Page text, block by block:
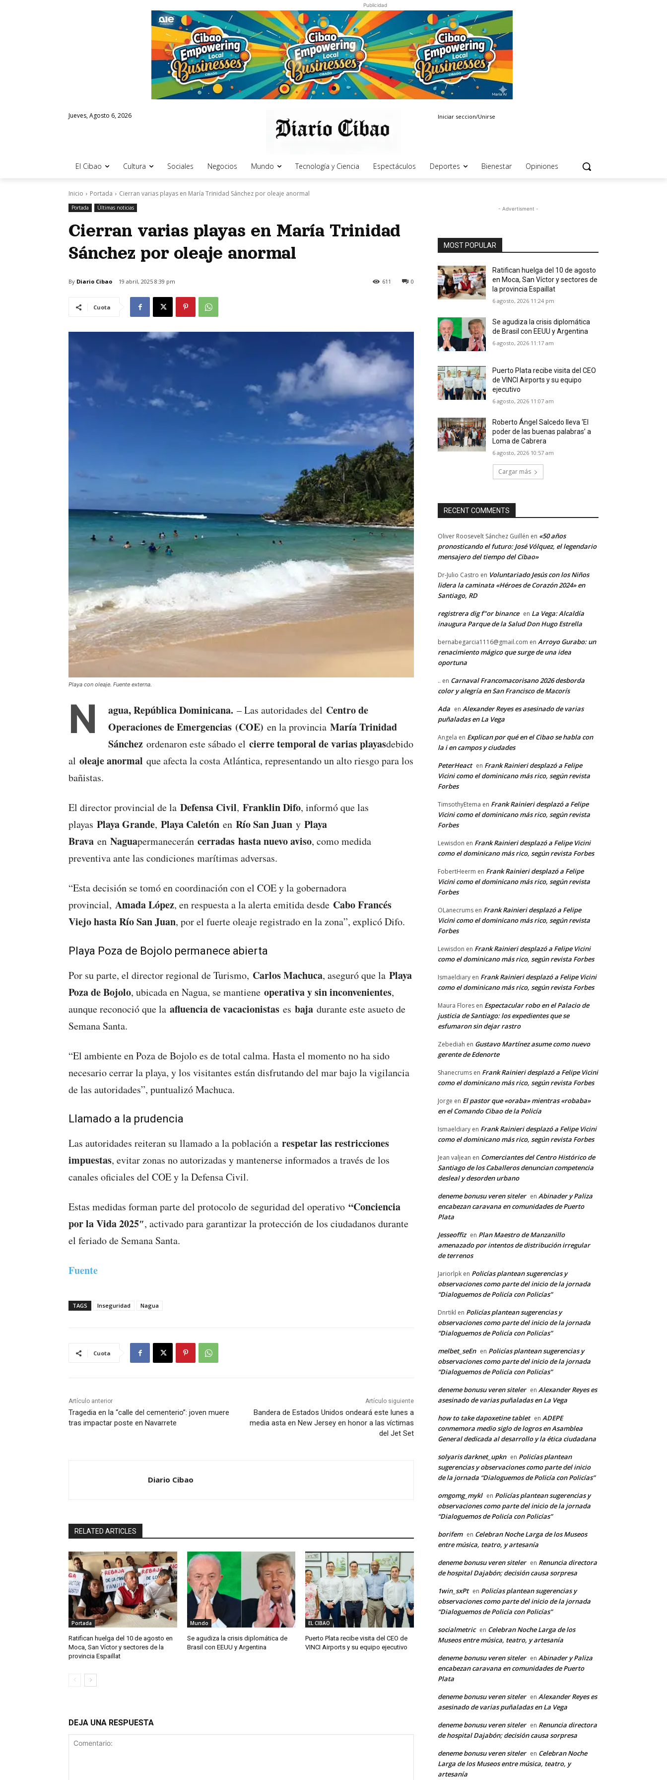
Publicidad
Jueves, Agosto 6, 2026 Iniciar seccion/Unirse
El Cibao Cultura Sociales Negocios Mundo Tecnología y Ciencia Espectáculos Deportes Bienestar Opiniones
Inicio Portada Cierran varias playas en María Trinidad Sánchez por oleaje anormal
Portada Últimas noticias
Cierran varias playas en María Trinidad
Sánchez por oleaje anormal
By Diario Cibao 19 abril, 2025 8:39 pm 0
611
Cuota
Playa con oleaje. Fuente externa.
N agua, República Dominicana. – Las autoridades del Centro de
Operaciones de Emergencias (COE) en la provincia María Trinidad
Sánchez ordenaron este sábado el cierre temporal de varias playasdebido
al oleaje anormal que afecta la costa Atlántica, representando un alto riesgo para los
bañistas.
El director provincial de la Defensa Civil, Franklin Difo, informó que las
playas Playa Grande, Playa Caletón en Río San Juan y Playa
Brava en Naguapermanecerán cerradas hasta nuevo aviso, como medida
preventiva ante las condiciones marítimas adversas.
“Esta decisión se tomó en coordinación con el COE y la gobernadora
provincial, Amada López, en respuesta a la alerta emitida desde Cabo Francés
Viejo hasta Río San Juan, por el fuerte oleaje registrado en la zona”, explicó Difo.
Playa Poza de Bojolo permanece abierta
Por su parte, el director regional de Turismo, Carlos Machuca, aseguró que la Playa
Poza de Bojolo, ubicada en Nagua, se mantiene operativa y sin inconvenientes,
aunque reconoció que la afluencia de vacacionistas es baja durante este asueto de
Semana Santa.
“El ambiente en Poza de Bojolo es de total calma. Hasta el momento no ha sido
necesario cerrar la playa, y los visitantes están disfrutando del mar bajo la vigilancia
de las autoridades”, puntualizó Machuca.
Llamado a la prudencia
Las autoridades reiteran su llamado a la población a respetar las restricciones
impuestas, evitar zonas no autorizadas y mantenerse informados a través de los
canales oficiales del COE y la Defensa Civil.
Estas medidas forman parte del protocolo de seguridad del operativo “Conciencia
por la Vida 2025″, activado para garantizar la protección de los ciudadanos durante
el feriado de Semana Santa.
Fuente
TAGS Inseguridad Nagua
Cuota
Artículo anterior
Tragedia en la “calle del cementerio”: joven muere
tras impactar poste en Navarrete
Artículo siguiente
Bandera de Estados Unidos ondeará este lunes a
media asta en New Jersey en honor a las víctimas
del Jet Set
Diario Cibao
RELATED ARTICLES
Portada
Ratifican huelga del 10 de agosto en
Moca, San Víctor y sectores de la
provincia Espaillat
Mundo
Se agudiza la crisis diplomática de
Brasil con EEUU y Argentina
EL CIBAO
Puerto Plata recibe visita del CEO de
VINCI Airports y su equipo ejecutivo
DEJA UNA RESPUESTA
- Advertisment -
MOST POPULAR
Ratifican huelga del 10 de agosto
en Moca, San Víctor y sectores de
la provincia Espaillat
6 agosto, 2026 11:24 pm
Se agudiza la crisis diplomática
de Brasil con EEUU y Argentina
6 agosto, 2026 11:17 am
Puerto Plata recibe visita del CEO
de VINCI Airports y su equipo
ejecutivo
6 agosto, 2026 11:07 am
Roberto Ángel Salcedo lleva ‘El
poder de las buenas palabras’ a
Loma de Cabrera
6 agosto, 2026 10:57 am
Cargar más
RECENT COMMENTS
Oliver Roosevelt Sánchez Guillén en «50 años
pronosticando el futuro: José Vólquez, el legendario
mensajero del tiempo del Cibao»
Dr-Julio Castro en Voluntariado Jesús con los Niños
lidera la caminata «Héroes de Corazón 2024» en
Santiago, RD
registrera dig f"or binance en La Vega: Alcaldía
inaugura Parque de la Salud Don Hugo Estrella
bernabegarcia1116@gmail.com en Arroyo Gurabo: un
renacimiento mágico que surge de una idea
oportuna
.. en Carnaval Francomacorisano 2026 desborda
color y alegría en San Francisco de Macorís
Ada en Alexander Reyes es asesinado de varias
puñaladas en La Vega
Angela en Explican por qué en el Cibao se habla con
la i en campos y ciudades
PeterHeact en Frank Rainieri desplazó a Felipe
Vicini como el dominicano más rico, según revista
Forbes
TimsothyEtema en Frank Rainieri desplazó a Felipe
Vicini como el dominicano más rico, según revista
Forbes
Lewisdon en Frank Rainieri desplazó a Felipe Vicini
como el dominicano más rico, según revista Forbes
FobertHeerm en Frank Rainieri desplazó a Felipe
Vicini como el dominicano más rico, según revista
Forbes
OLanecrums en Frank Rainieri desplazó a Felipe
Vicini como el dominicano más rico, según revista
Forbes
Lewisdon en Frank Rainieri desplazó a Felipe Vicini
como el dominicano más rico, según revista Forbes
Ismaeldiary en Frank Rainieri desplazó a Felipe Vicini
como el dominicano más rico, según revista Forbes
Maura Flores en Espectacular robo en el Palacio de
justicia de Santiago: los expedientes que se
esfumaron sin dejar rastro
Zebediah en Gustavo Martínez asume como nuevo
gerente de Edenorte
Shanecrums en Frank Rainieri desplazó a Felipe Vicini
como el dominicano más rico, según revista Forbes
Jorge en El pastor que «oraba» mientras «robaba»
en el Comando Cibao de la Policía
Ismaeldiary en Frank Rainieri desplazó a Felipe Vicini
como el dominicano más rico, según revista Forbes
Jean valjean en Comerciantes del Centro Histórico de
Santiago de los Caballeros denuncian competencia
desleal y desorden urbano
deneme bonusu veren siteler en Abinader y Paliza
encabezan caravana en comunidades de Puerto
Plata
Jesseoffiz en Plan Maestro de Manzanillo
amenazado por intentos de distribución irregular
de terrenos
Jariorlpk en Policías plantean sugerencias y
observaciones como parte del inicio de la jornada
“Dialoguemos de Policía con Policías”
Dnrtikl en Policías plantean sugerencias y
observaciones como parte del inicio de la jornada
“Dialoguemos de Policía con Policías”
melbet_seEn en Policías plantean sugerencias y
observaciones como parte del inicio de la jornada
“Dialoguemos de Policía con Policías”
deneme bonusu veren siteler en Alexander Reyes es
asesinado de varias puñaladas en La Vega
how to take dapoxetine tablet en ADEPE
conmemora medio siglo de logros en Asamblea
General dedicada al desarrollo y la ética ciudadana
solyaris darknet_upkn en Policías plantean
sugerencias y observaciones como parte del inicio
de la jornada “Dialoguemos de Policía con Policías”
omgomg_mykl en Policías plantean sugerencias y
observaciones como parte del inicio de la jornada
“Dialoguemos de Policía con Policías”
borifem en Celebran Noche Larga de los Museos
entre música, teatro, y artesanía
deneme bonusu veren siteler en Renuncia directora
de hospital Dajabón; decisión causa sorpresa
1win_sxPt en Policías plantean sugerencias y
observaciones como parte del inicio de la jornada
“Dialoguemos de Policía con Policías”
socialmetric en Celebran Noche Larga de los
Museos entre música, teatro, y artesanía
deneme bonusu veren siteler en Abinader y Paliza
encabezan caravana en comunidades de Puerto
Plata
deneme bonusu veren siteler en Alexander Reyes es
asesinado de varias puñaladas en La Vega
deneme bonusu veren siteler en Renuncia directora
de hospital Dajabón; decisión causa sorpresa
deneme bonusu veren siteler en Celebran Noche
Larga de los Museos entre música, teatro, y
artesanía